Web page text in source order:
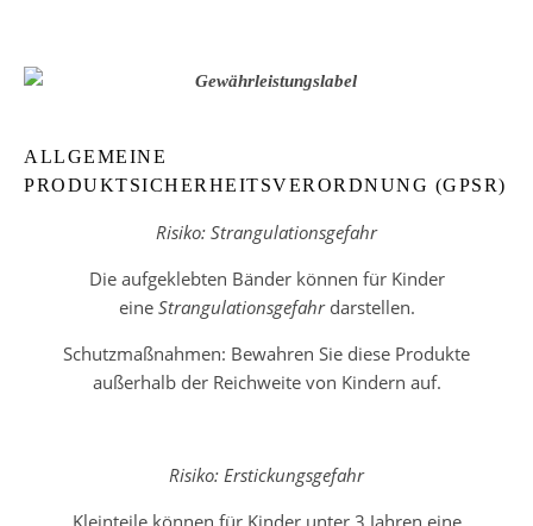
ALLGEMEINE
PRODUKTSICHERHEITSVERORDNUNG (GPSR)
Risiko: Strangulationsgefahr
Die aufgeklebten Bänder können für Kinder
eine Strangulationsgefahrdarstellen.
Schutzmaßnahmen: Bewahren Sie diese Produkte
außerhalb der Reichweite von Kindern auf.
Risiko: Erstickungsgefahr
Kleinteile können für Kinder unter 3 Jahren eine